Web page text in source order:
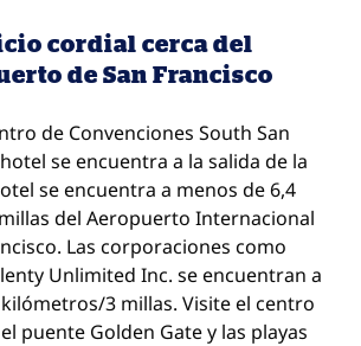
cordial cerca del
de San Francisco
de Convenciones South San
se encuentra a la salida de la
se encuentra a menos de 6,4
del Aeropuerto Internacional
Las corporaciones como
Unlimited Inc. se encuentran a
3 millas. Visite el centro
puente Golden Gate y las playas